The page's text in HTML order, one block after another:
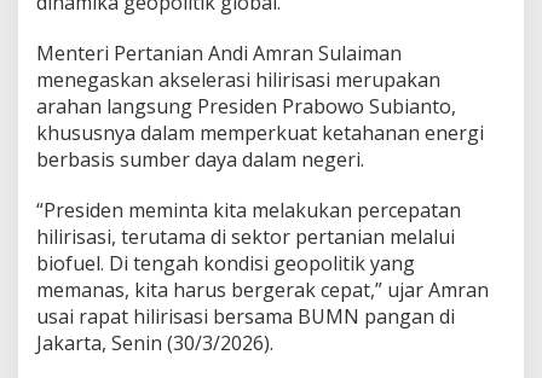
a
s
i
P
e
r
t
n
i
a
n
L
e
w
Menteri Pertanian Andi Amran Sulaiman
menegaskan akselerasi hilirisasi merupakan
arahan langsung Presiden Prabowo Subianto,
khususnya dalam memperkuat ketahanan energi
berbasis sumber daya dalam negeri.
“Presiden meminta kita melakukan percepatan
hilirisasi, terutama di sektor pertanian melalui
biofuel. Di tengah kondisi geopolitik yang
memanas, kita harus bergerak cepat,” ujar Amran
usai rapat hilirisasi bersama BUMN pangan di
Jakarta, Senin (30/3/2026).